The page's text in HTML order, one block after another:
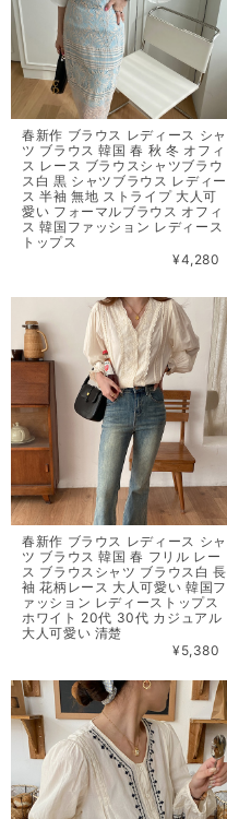
春新作 ブラウス レディース シャ
ツ ブラウス 韓国 春 秋 冬 オフィ
ス レース ブラウスシャツブラウ
ス白 黒 シャツブラウス レディー
ス 半袖 無地 ストライプ 大人可
愛い フォーマルブラウス オフィ
ス 韓国ファッション レディース
トップス
¥4,280
春新作 ブラウス レディース シャ
ツ ブラウス 韓国 春 フリル レー
ス ブラウスシャツ ブラウス白 長
袖 花柄レース 大人可愛い 韓国フ
ァッション レディーストップス
ホワイト 20代 30代 カジュアル
大人可愛い 清楚
¥5,380